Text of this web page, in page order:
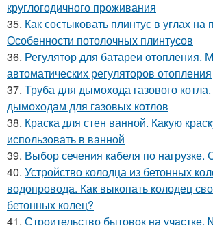
круглогодичного проживания
35. Как состыковать плинтус в углах на
Особенности потолочных плинтусов
36. Регулятор для батареи отопления.
автоматических регуляторов отопления
37. Труба для дымохода газового
дымоходам для газовых котлов
38. Краска для стен ванной. Какую
использовать в ванной
39. Выбор сечения кабеля по нагрузке.
40. Устройство колодца из бетонных
водопровода. Как выкопать колодец
бетонных колец?
41. Строительство бытовок на